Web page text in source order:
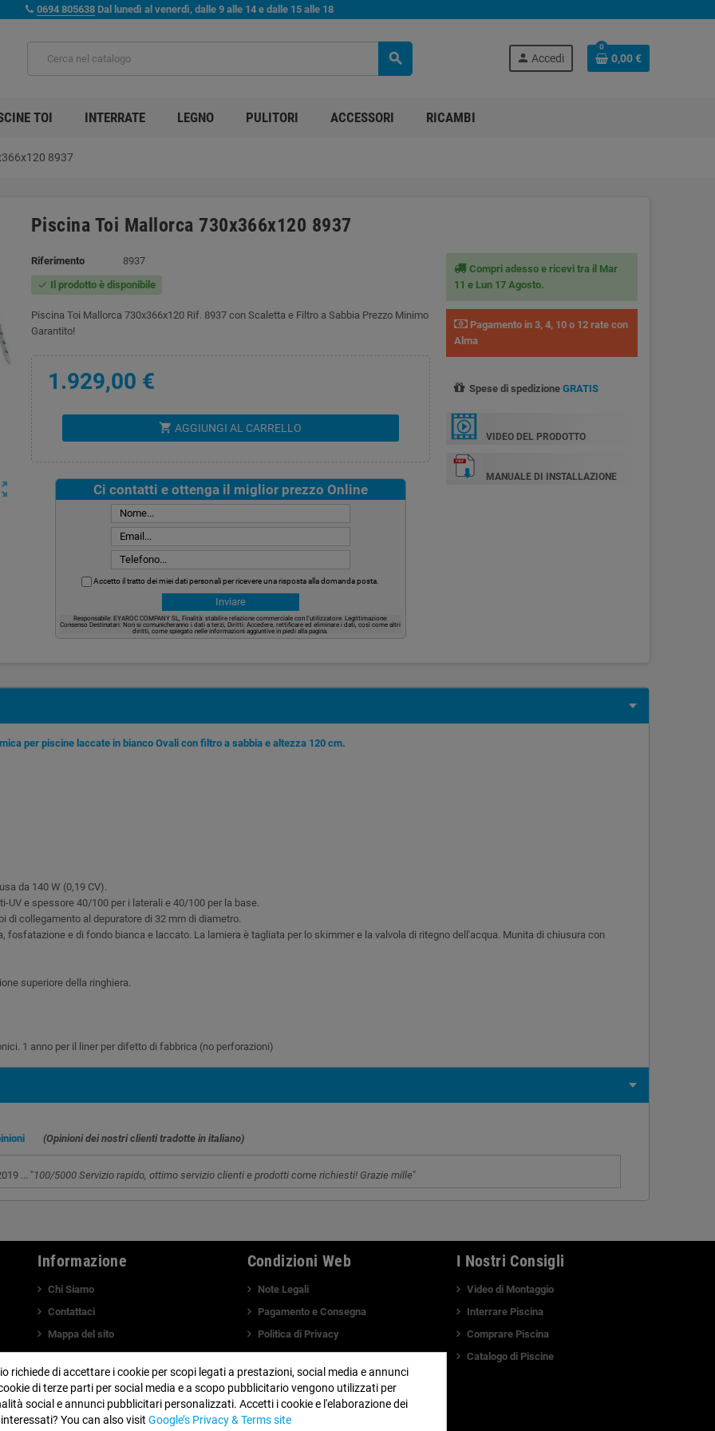
0694 805638 Dal lunedì al venerdì, dalle 9 alle 14 e dalle 15 alle 18
search person Accedi
0
0,00 €
TOI INTERRATE LEGNO PULITORI ACCESSORI RICAMBI
8937
Piscina Toi Mallorca 730x366x120 8937
Riferimento 8937
check Il prodotto è disponibile
Piscina Toi Mallorca 730x366x120 Rif. 8937 con Scaletta e Filtro a Sabbia Prezzo Minimo
Garantito!
1.929,00 €
shopping_cart AGGIUNGI AL CARRELLO
Ci contatti e ottenga il miglior prezzo Online
Accetto il tratto dei miei dati personali per ricevere una risposta alla domanda posta.
Responsabile: EYAROC COMPANY SL, Finalità: stabilire relazione commerciale con l’utilizzatore. Legittimazione:
Consenso Destinatari: Non si comunicheranno i dati a terzi, Diritti: Accedere, rettificare ed eliminare i dati, così come altri
diritti, come spiegato nelle informazioni aggiuntive in piedi alla pagina.
Compri adesso e ricevi tra il Mar
11 e Lun 17 Agosto.
Pagamento in 3, 4, 10 o 12 rate con
Alma
Spese di spedizione GRATIS
VIDEO DEL PRODOTTO
MANUALE DI INSTALLAZIONE
per piscine laccate in bianco Ovali con filtro a sabbia e altezza 120 cm.
da 140 W (0,19 CV).
UV e spessore 40/100 per i laterali e 40/100 per la base.
di collegamento al depuratore di 32 mm di diametro.
fosfatazione e di fondo bianca e laccato. La lamiera è tagliata per lo skimmer e la valvola di ritegno dell'acqua. Munita di chiusura con
superiore della ringhiera.
1 anno per il liner per difetto di fabbrica (no perforazioni)
(Opinioni dei nostri clienti tradotte in italiano)
... "100/5000 Servizio rapido, ottimo servizio clienti e prodotti come richiesti! Grazie mille"
Informazione
Chi Siamo
Contattaci
Mappa del sito
Visita il nostro Blog
Condizioni Web
Note Legali
Pagamento e Consegna
Politica di Privacy
Avviso sulla Privacy
Politica di Cookie
Finanzia con Alma
I Nostri Consigli
Video di Montaggio
Interrare Piscina
Comprare Piscina
Catalogo di Piscine
richiede di accettare i cookie per scopi legati a prestazioni, social media e annunci
di terze parti per social media e a scopo pubblicitario vengono utilizzati per
social e annunci pubblicitari personalizzati. Accetti i cookie e l'elaborazione dei
You can also visit Google’s Privacy & Terms site